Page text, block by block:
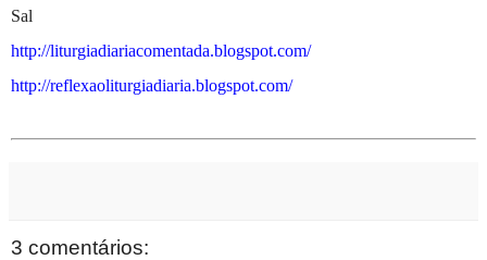
Sal
http://liturgiadiariacomentada.blogspot.com/
http://reflexaoliturgiadiaria.blogspot.com/
3 comentários: